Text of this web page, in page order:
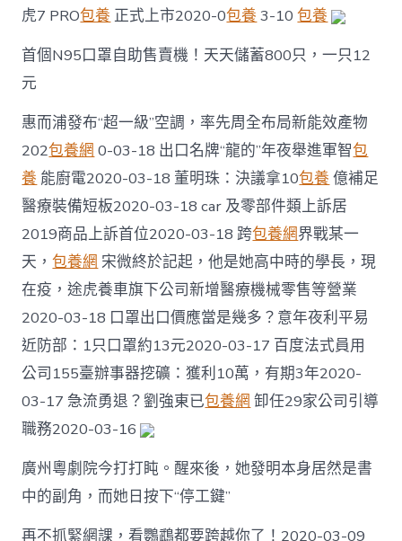
虎7 PRO包養 正式上市2020-0包養 3-10包養
首個N95口罩自助售賣機！天天儲蓄800只，一只12
元
惠而浦發布“超一級”空調，率先周全布局新能效產物
202包養網 0-03-18 出口名牌“龍的”年夜舉進軍智包
養 能廚電2020-03-18 董明珠：決議拿10包養 億補足
醫療裝備短板2020-03-18 car 及零部件類上訴居
2019商品上訴首位2020-03-18 跨包養網界戰某一
天，包養網 宋微終於記起，他是她高中時的學長，現
在疫，途虎養車旗下公司新增醫療機械零售等營業
2020-03-18 口罩出口價應當是幾多？意年夜利平易
近防部：1只口罩約13元2020-03-17 百度法式員用
公司155臺辦事器挖礦：獲利10萬，有期3年2020-
03-17 急流勇退？劉強東已包養網 卸任29家公司引導
職務2020-03-16
廣州粵劇院今打打盹。醒來後，她發明本身居然是書
中的副角，而她日按下“停工鍵”
再不抓緊網課，看鸚鵡都要跨越你了！2020-03-09